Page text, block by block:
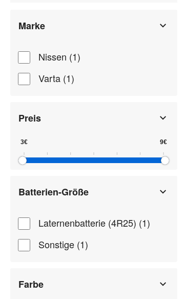
Marke
Nissen (1)
Varta (1)
Preis
Batterien-Größe
Laternenbatterie (4R25) (1)
Sonstige (1)
Farbe